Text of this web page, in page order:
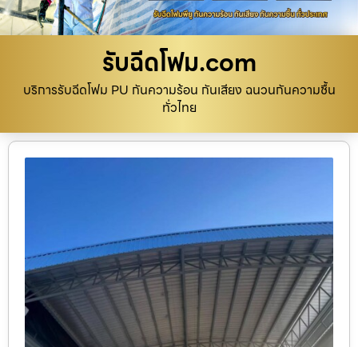
รับฉีดโฟม.com
บริการรับฉีดโฟม PU กันความร้อน กันเสียง ฉนวนกันความชื้น
ทั่วไทย